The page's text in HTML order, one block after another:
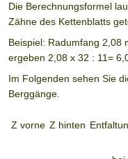
Die Berechnungsformel
Zähne des Kettenblatts
Beispiel: Radumfang 2,08
ergeben 2,08 x 32 : 11=
Im Folgenden sehen Sie
Berggänge.
Z vorne Z hinten